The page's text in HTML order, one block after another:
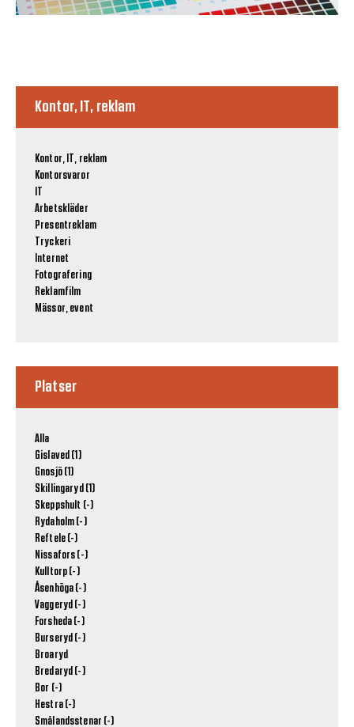
Kontor, IT, reklam
Kontor, IT, reklam
Kontorsvaror
IT
Arbetskläder
Presentreklam
Tryckeri
Internet
Fotografering
Reklamfilm
Mässor, event
Platser
Alla
Gislaved (1)
Gnosjö (1)
Skillingaryd (1)
Skeppshult (-)
Rydaholm (-)
Reftele (-)
Nissafors (-)
Kulltorp (-)
Åsenhöga (-)
Vaggeryd (-)
Forsheda (-)
Burseryd (-)
Broaryd
Bredaryd (-)
Bor (-)
Hestra (-)
Smålandsstenar (-)